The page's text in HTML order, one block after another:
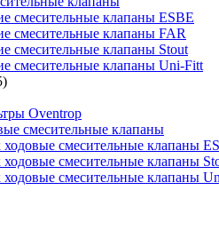
смесительные клапаны ESBE
смесительные клапаны FAR
смесительные клапаны Stout
смесительные клапаны Uni-Fitt
Oventrop
смесительные клапаны
ходовые смесительные клапаны
смесительные клапаны
ходовые смесительные клапаны